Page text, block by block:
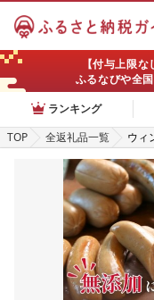
【付与上限
ふるなびや全
ランキング
TOP
全返礼品一覧
ウィ
ト 計
なし
トド
パー